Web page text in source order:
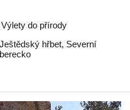
do přírody
Ještědský hřbet, Severní